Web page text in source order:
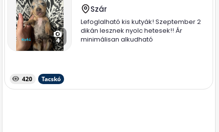
4
Szár
Lefoglalható kis kutyák! Szeptember 2
dikán lesznek nyolc hetesek!! Ár
minimálisan alkudható
420 Tacskó